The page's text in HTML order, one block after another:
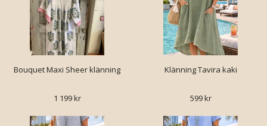
Bouquet Maxi Sheer klänning
1 199 kr
Klänning Tavira kaki
599 kr